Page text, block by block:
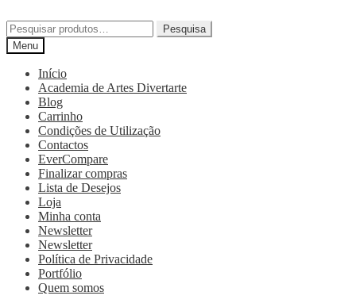
Pesquisa
Menu
Início
Academia de Artes Divertarte
Blog
Carrinho
Condições de Utilização
Contactos
EverCompare
Finalizar compras
Lista de Desejos
Loja
Minha conta
Newsletter
Newsletter
Política de Privacidade
Portfólio
Quem somos